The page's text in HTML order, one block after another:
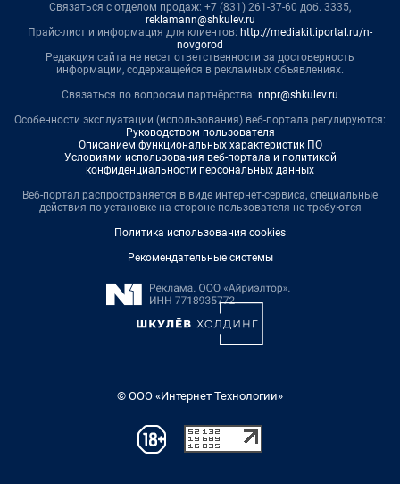
Связаться с отделом продаж: +7 (831) 261-37-60 доб. 3335,
reklamann@shkulev.ru
Прайс-лист и информация для клиентов: http://mediakit.iportal.ru/n-
novgorod
Редакция сайта не несет ответственности за достоверность
информации, содержащейся в рекламных объявлениях.
Связаться по вопросам партнёрства: nnpr@shkulev.ru
Особенности эксплуатации (использования) веб-портала регулируются:
Руководством пользователя
Описанием функциональных характеристик ПО
Условиями использования веб-портала и политикой
конфиденциальности персональных данных
Веб-портал распространяется в виде интернет-сервиса, специальные
действия по установке на стороне пользователя не требуются
Политика использования cookies
Рекомендательные системы
© ООО «Интернет Технологии»